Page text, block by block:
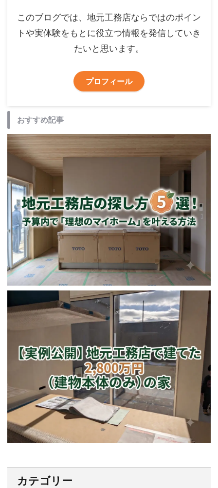
このブログでは、地元工務店ならではのポイン
トや実体験をもとに役立つ情報を発信していき
たいと思います。
プロフィール
おすすめ記事
カテゴリー